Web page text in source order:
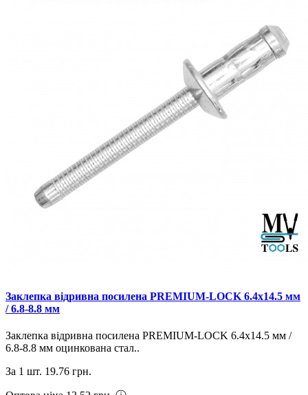
Заклепка відривна посилена PREMIUM-LOCK 6.4х14.5 мм
/ 6.8-8.8 мм
Заклепка відривна посилена PREMIUM-LOCK 6.4х14.5 мм /
6.8-8.8 мм оцинкована стал..
За 1 шт. 19.76 грн.